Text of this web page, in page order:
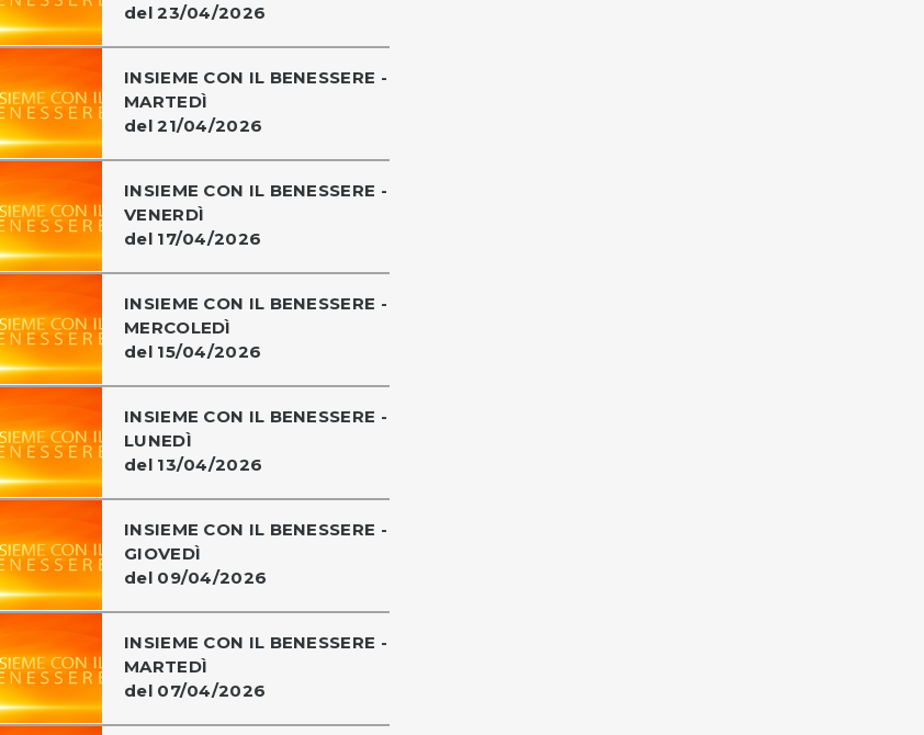
del 23/04/2026
INSIEME CON IL BENESSERE -
MARTEDÌ
del 21/04/2026
INSIEME CON IL BENESSERE -
VENERDÌ
del 17/04/2026
INSIEME CON IL BENESSERE -
MERCOLEDÌ
del 15/04/2026
INSIEME CON IL BENESSERE -
LUNEDÌ
del 13/04/2026
INSIEME CON IL BENESSERE -
GIOVEDÌ
del 09/04/2026
INSIEME CON IL BENESSERE -
MARTEDÌ
del 07/04/2026